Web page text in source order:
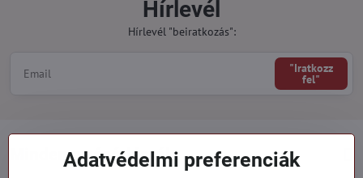
Hírlevél
Hírlevél "beiratkozás":
"Iratkozz
fel"
Minden a vásárlásról
Adatvédelmi preferenciák